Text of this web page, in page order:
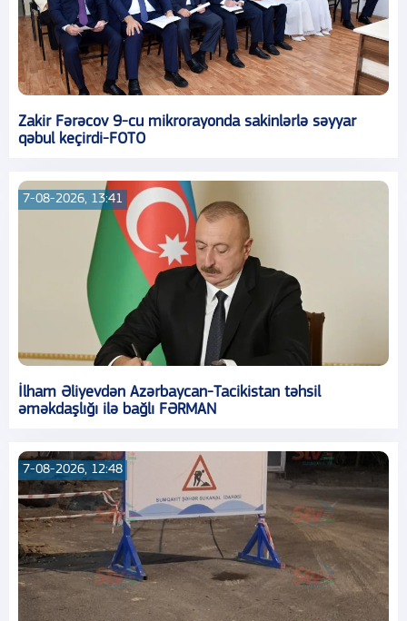
Zakir Fərəcov 9-cu mikrorayonda sakinlərlə səyyar
qəbul keçirdi-FOTO
7-08-2026, 13:41
İlham Əliyevdən Azərbaycan-Tacikistan təhsil
əməkdaşlığı ilə bağlı FƏRMAN
7-08-2026, 12:48